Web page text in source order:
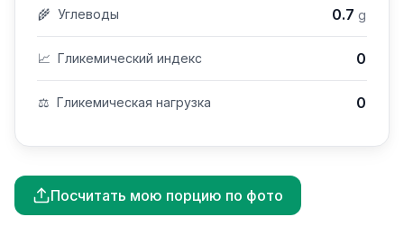
🌾 Углеводы 0.7 g
📈 Гликемический индекс 0
⚖️ Гликемическая нагрузка 0
Посчитать мою порцию по фото